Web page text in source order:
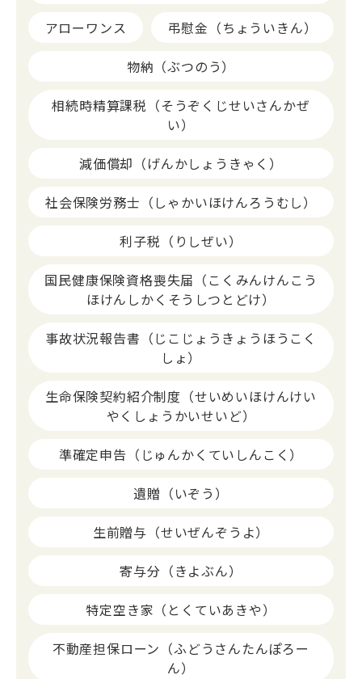
アローワンス
弔慰金（ちょういきん）
物納（ぶつのう）
相続時精算課税（そうぞくじせいさんかぜ
い）
減価償却（げんかしょうきゃく）
社会保険労務士（しゃかいほけんろうむし）
利子税（りしぜい）
国民健康保険資格喪失届（こくみんけんこう
ほけんしかくそうしつとどけ）
事故状況報告書（じこじょうきょうほうこく
しょ）
生命保険契約紹介制度（せいめいほけんけい
やくしょうかいせいど）
準確定申告（じゅんかくていしんこく）
遺贈（いぞう）
生前贈与（せいぜんぞうよ）
寄与分（きよぶん）
特定空き家（とくていあきや）
不動産担保ローン（ふどうさんたんぽろー
ん）